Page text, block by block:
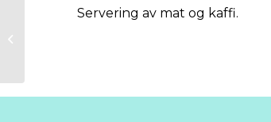
Servering av mat og kaffi.
KI Workshop –